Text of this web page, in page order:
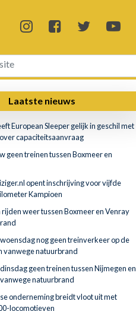
Laatste nieuws
European Sleeper gelijk in geschil met
capaciteitsaanvraag
geen treinen tussen Boxmeer en
opent inschrijving voor vijfde
Kampioen
rijden weer tussen Boxmeer en Venray
nog geen treinverkeer op de
vanwege natuurbrand
geen treinen tussen Nijmegen en
natuurbrand
onderneming breidt vloot uit met
locomotieven